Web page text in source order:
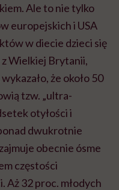
Ale to nie tylko
europejskich i USA
w diecie dzieci się
z Wielkiej Brytanii,
że około 50
tzw. „ultra-
otyłości i
dwukrotnie
obecnie ósme
częstości
Aż 32 proc. młodych